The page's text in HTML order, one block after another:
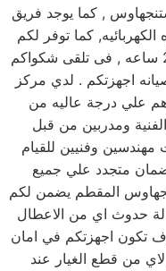
, كما يوجد فريق
كما توفر لكم
مرلكز صيانه وستنجهاوس خدمه 24 ساعه , فى تلقى شكواكم
اجهزتكم . لدي مركز
علي درجة عاليه من
ومدربين من قبل
مهندسين وفنيين للقيام
ضمان متجدد علي جميع
المقطم يضمن لكم
حدوث اي من الاعطال
تكون اجهزتكم في امان
من قطع الغيار عند